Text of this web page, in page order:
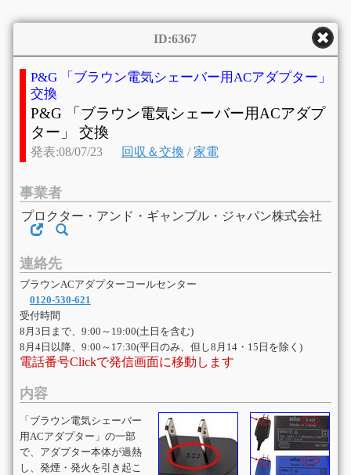
ID:6367
P&G 「ブラウン電気シェーバー用ACアダプター」
交換
P&G 「ブラウン電気シェーバー用ACアダプ
ター」 交換
発表:08/07/23 回収＆交換 /家電
事業者
プロクター・アンド・ギャンブル・ジャパン株式会社
連絡先
ブラウンACアダプターコールセンター
0120-530-621
受付時間
8月3日まで、9:00～19:00(土日を含む)
8月4日以降、9:00～17:30(平日のみ、但し8月14・15日を除く)
電話番号Clickで発信画面に移動します
内容
「ブラウン電気シェーバー
用ACアダプター」の一部
で、アダプター本体が過熱
し、発煙・発火を引き起こ